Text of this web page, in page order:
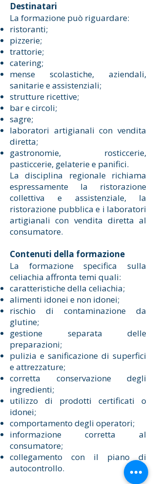
Destinatari
La formazione può riguardare:
ristoranti;
pizzerie;
trattorie;
catering;
mense scolastiche, aziendali,
sanitarie e assistenziali;
strutture ricettive;
bar e circoli;
sagre;
laboratori artigianali con vendita
diretta;
gastronomie, rosticcerie,
pasticcerie, gelaterie e panifici.
La disciplina regionale richiama
espressamente la ristorazione
collettiva e assistenziale, la
ristorazione pubblica e i laboratori
artigianali con vendita diretta al
consumatore.
Contenuti della formazione
La formazione specifica sulla
celiachia affronta temi quali:
caratteristiche della celiachia;
alimenti idonei e non idonei;
rischio di contaminazione da
glutine;
gestione separata delle
preparazioni;
pulizia e sanificazione di superfici
e attrezzature;
corretta conservazione degli
ingredienti;
utilizzo di prodotti certificati o
idonei;
comportamento degli operatori;
informazione corretta al
consumatore;
collegamento con il piano di
autocontrollo.